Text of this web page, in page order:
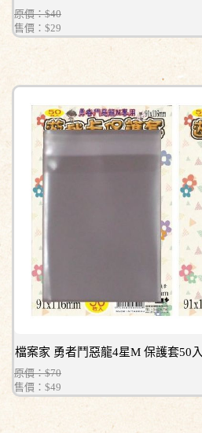
原價：$40
售價： $29
檔案家 勇者鬥惡龍4星M 保護套50
原價：$70
售價： $49